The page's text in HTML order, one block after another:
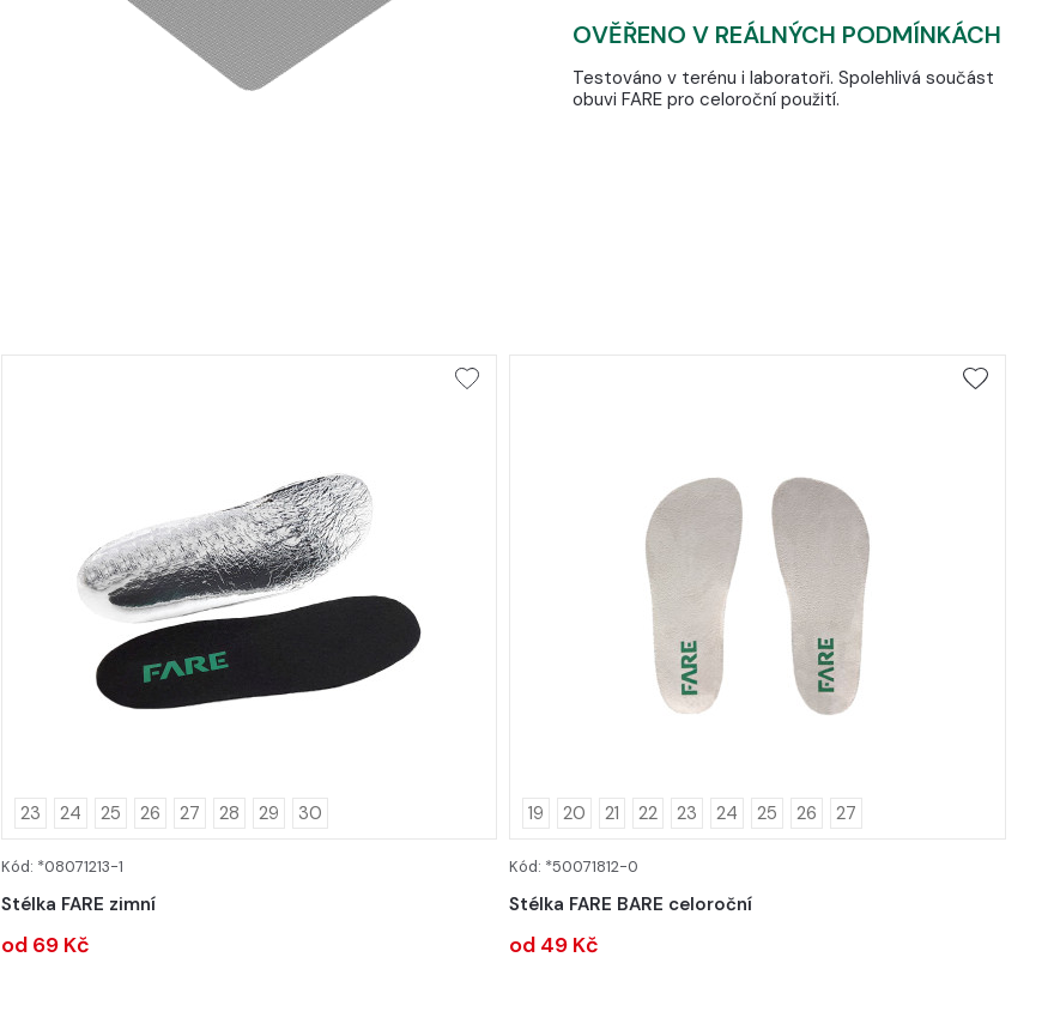
OVĚŘENO V REÁLNÝCH PODMÍNKÁCH
Testováno v terénu i laboratoři. Spolehlivá součást
obuvi FARE pro celoroční použití.
23 24 25 26 27 28 29 30
Kód: *08071213-1
Stélka FARE zimní
od 69 Kč
19 20 21 22 23 24 25 26 27
Kód: *50071812-0
Stélka FARE BARE celoroční
od 49 Kč